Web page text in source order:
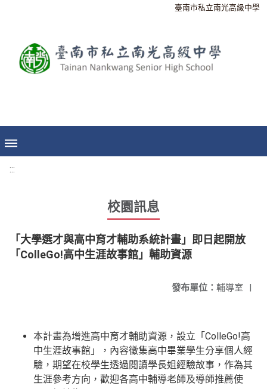
臺南市私立南光高級中學
:::
校園訊息
「大學選才與高中育才輔助系統計畫」即日起開放
「ColleGo!高中生涯故事館」輔助資源
發布單位： 輔導室 |
本計畫為增進高中育才輔助資源，設立「ColleGo!高
中生涯故事館」，內容徵集高中畢業學生分享個人經
驗，期望在校學生透過閱讀學長姐經驗故事，作為其
生涯參考方向，歡迎各高中輔導老師及導師推薦使